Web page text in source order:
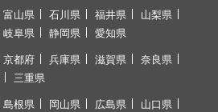
富山県 石川県 福井県
山梨県
岐阜県 静岡県 愛知県
京都府 兵庫県 滋賀県
奈良県
三重県
島根県 岡山県 広島県
山口県